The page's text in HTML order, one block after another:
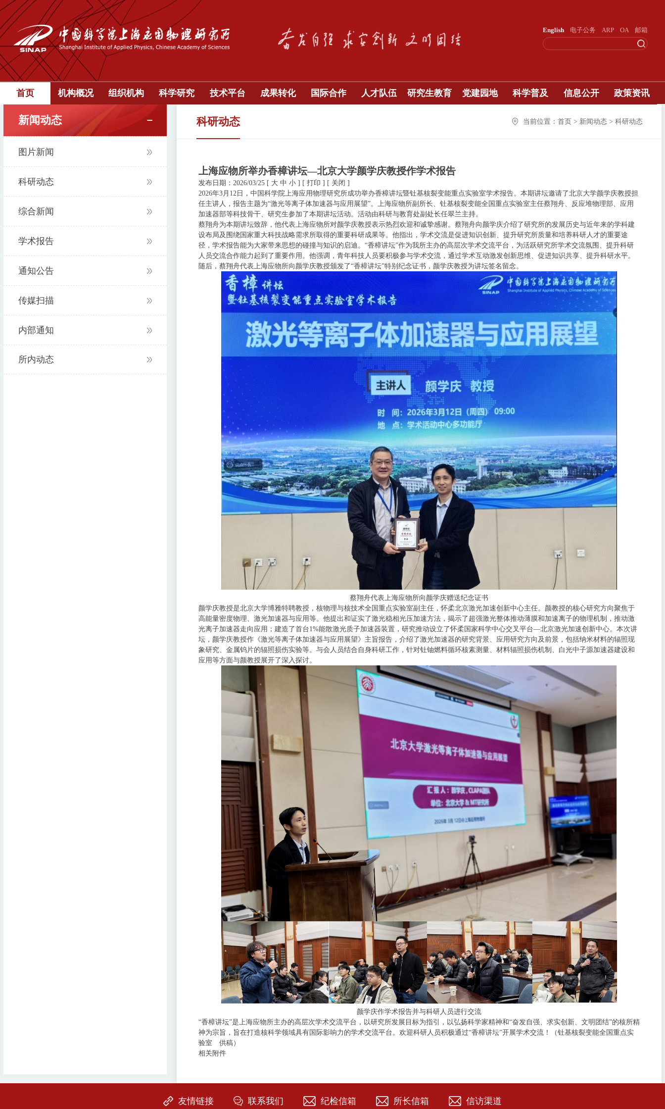
English 电子公务 ARP OA 邮箱
首页 机构概况 组织机构 科学研究 技术平台 成果转化 国际合作 人才队伍 研究生教育 党建园地 科学普及 信息公开 政策资讯
新闻动态
图片新闻
科研动态
综合新闻
学术报告
通知公告
传媒扫描
内部通知
所内动态
科研动态 当前位置：首页 > 新闻动态 > 科研动态
上海应物所举办香樟讲坛—北京大学颜学庆教授作学术报告
发布日期：2026/03/25 [ 大 中 小 ] [ 打印 ] [ 关闭 ]
2026年3月12日，中国科学院上海应用物理研究所成功举办香樟讲坛暨钍基核裂变能重点实验室学术报告。本期讲坛邀请了北京大学颜学庆教授担
任主讲人，报告主题为“激光等离子体加速器与应用展望”。上海应物所副所长、钍基核裂变能全国重点实验室主任蔡翔舟、反应堆物理部、应用
加速器部等科技骨干、研究生参加了本期讲坛活动。活动由科研与教育处副处长任翠兰主持。
蔡翔舟为本期讲坛致辞，他代表上海应物所对颜学庆教授表示热烈欢迎和诚挚感谢。蔡翔舟向颜学庆介绍了研究所的发展历史与近年来的学科建
设布局及围绕国家重大科技战略需求所取得的重要科研成果等。他指出，学术交流是促进知识创新、提升研究所质量和培养科研人才的重要途
径，学术报告能为大家带来思想的碰撞与知识的启迪。“香樟讲坛”作为我所主办的高层次学术交流平台，为活跃研究所学术交流氛围、提升科研
人员交流合作能力起到了重要作用。他强调，青年科技人员要积极参与学术交流，通过学术互动激发创新思维、促进知识共享、提升科研水平。
随后，蔡翔舟代表上海应物所向颜学庆教授颁发了“香樟讲坛”特别纪念证书，颜学庆教授为讲坛签名留念。
蔡翔舟代表上海应物所向颜学庆赠送纪念证书
颜学庆教授是北京大学博雅特聘教授，核物理与核技术全国重点实验室副主任，怀柔北京激光加速创新中心主任。颜教授的核心研究方向聚焦于
高能量密度物理、激光加速器与应用等。他提出和证实了激光稳相光压加速方法，揭示了超强激光整体推动薄膜和加速离子的物理机制，推动激
光离子加速器走向应用；建造了首台1%能散激光质子加速器装置，研究推动设立了怀柔国家科学中心交叉平台—北京激光加速创新中心。本次讲
坛，颜学庆教授作《激光等离子体加速器与应用展望》主旨报告，介绍了激光加速器的研究背景、应用研究方向及前景，包括纳米材料的辐照现
象研究、金属钨片的辐照损伤实验等。与会人员结合自身科研工作，针对钍铀燃料循环核素测量、材料辐照损伤机制、白光中子源加速器建设和
应用等方面与颜教授展开了深入探讨。
颜学庆作学术报告并与科研人员进行交流
“香樟讲坛”是上海应物所主办的高层次学术交流平台，以研究所发展目标为指引，以弘扬科学家精神和“奋发自强、求实创新、文明团结”的核所精
神为宗旨，旨在打造核科学领域具有国际影响力的学术交流平台。欢迎科研人员积极通过“香樟讲坛”开展学术交流！（钍基核裂变能全国重点实
验室 供稿）
相关附件
友情链接 联系我们 纪检信箱 所长信箱 信访渠道